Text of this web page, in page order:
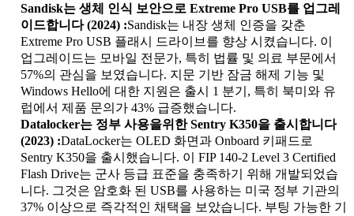
Sandisk는 생체 인식 보안으로 Extreme Pro USB를 업그레
이드합니다 (2024) :Sandisk는 내장 생체 인증을 갖춘
Extreme Pro USB 플래시 드라이브를 향상 시켰습니다. 이
업그레이드는 모바일 전문가, 특히 법률 및 의료 부문에서
57%의 관심을 보였습니다. 지문 기반 잠금 해제 기능 및
Windows Hello에 대한 지원은 출시 1 분기, 특히 북미와 유
럽에서 제품 문의가 43% 급증했습니다.
Datalocker는 정부 사용을위한 Sentry K350을 출시합니다
(2023) :DataLocker는 OLED 화면과 Onboard 키패드로
Sentry K350을 출시했습니다. 이 FIP 140-2 Level 3 Certified
Flash Drive는 군사 등급 표준을 충족하기 위해 개발되었습
니다. 그것은 암호화 된 USB를 사용하는 미국 정부 기관의
37% 이상으로 즉각적인 채택을 보았습니다. 부팅 가능한 기